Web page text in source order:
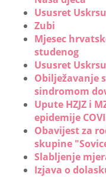
Ususret Uskrsu
Zubi
Mjesec
studenog
Ususret Uskrsu
Obilježavanje
sindromom
Upute HZJZ i
epidemije
Obavijest za
skupine
Slabljenje
Izjava o